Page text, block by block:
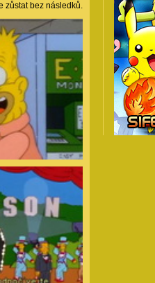
zůstat bez následků.